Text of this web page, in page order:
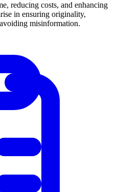
reducing costs, and enhancing
in ensuring originality,
misinformation.